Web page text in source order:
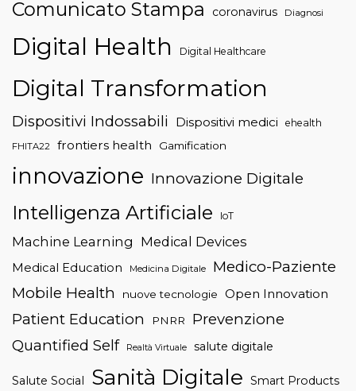
Comunicato Stampa
coronavirus Diagnosi
Digital Health Digital Healthcare
Digital Transformation
Dispositivi Indossabili Dispositivi medici ehealth
FHITA22 frontiers health Gamification
innovazione Innovazione Digitale
Intelligenza Artificiale IoT
Machine Learning Medical Devices
Medical Education Medicina Digitale
Medico-Paziente
Mobile Health
nuove tecnologie Open Innovation
Patient Education PNRR
Prevenzione
Quantified Self
Realtà Virtuale salute digitale
Salute Social Sanità Digitale Smart Products